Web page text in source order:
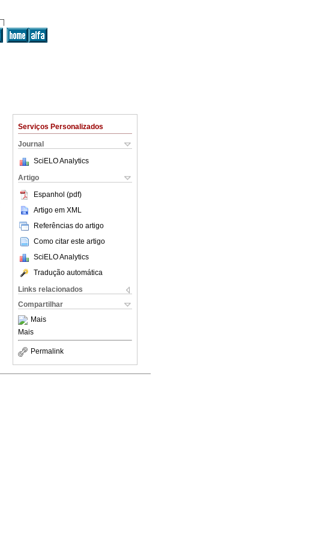
Serviços Personalizados
Journal
SciELO Analytics
Artigo
Espanhol (pdf)
Artigo em XML
Referências do artigo
Como citar este artigo
SciELO Analytics
Tradução automática
Links relacionados
Compartilhar
Mais
Mais
Permalink